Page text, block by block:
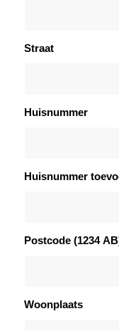
Straat
Huisnummer
Huisnummer
Postcode (1234
Woonplaats